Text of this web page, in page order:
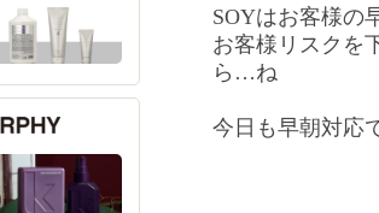
SOYはお客様の
お客様リスクを
ら…ね
今日も早朝対応